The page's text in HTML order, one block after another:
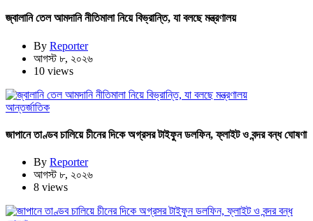
জ্বালানি তেল আমদানি নীতিমালা নিয়ে বিভ্রান্তি, যা বলছে মন্ত্রণালয়
By Reporter
আগস্ট ৮, ২০২৬
10 views
আন্তর্জাতিক
জাপানে তাণ্ডব চালিয়ে চীনের দিকে অগ্রসর টাইফুন ডলফিন, ফ্লাইট ও বন্দর বন্ধ ঘোষণা
By Reporter
আগস্ট ৮, ২০২৬
8 views